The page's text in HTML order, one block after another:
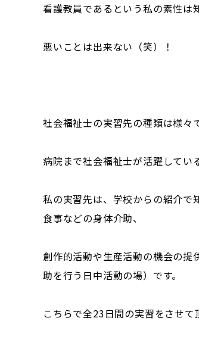
看護教員であるという私の素性は
悪いことは出来ない（笑）！
社会福祉士の実習先の種類は様々
病院まで社会福祉士が活躍してい
私の実習先は、学校からの紹介で
食事などの身体介助、
創作的活動や生産活動の機会の
助を行う日中活動の場）です。
こちらで全23日間の実習をさせて